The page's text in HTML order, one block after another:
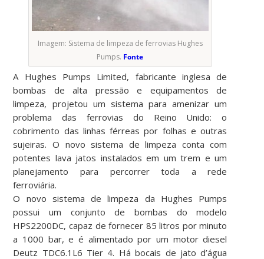
Imagem: Sistema de limpeza de ferrovias Hughes
Pumps. Fonte
A Hughes Pumps Limited, fabricante inglesa de
bombas de alta pressão e equipamentos de
limpeza, projetou um sistema para amenizar um
problema das ferrovias do Reino Unido: o
cobrimento das linhas férreas por folhas e outras
sujeiras. O novo sistema de limpeza conta com
potentes lava jatos instalados em um trem e um
planejamento para percorrer toda a rede
ferroviária.
O novo sistema de limpeza da Hughes Pumps
possui um conjunto de bombas do modelo
HPS2200DC, capaz de fornecer 85 litros por minuto
a 1000 bar, e é alimentado por um motor diesel
Deutz TDC6.1L6 Tier 4. Há bocais de jato d’água